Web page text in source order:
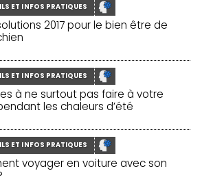
ET INFOS PRATIQUES
2017 pour le bien être de
ET INFOS PRATIQUES
à ne surtout pas faire à votre
les chaleurs d’été
ET INFOS PRATIQUES
voyager en voiture avec son